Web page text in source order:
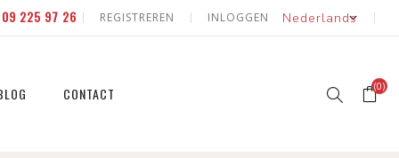
09 225 97 26 REGISTREREN INLOGGEN
CONTACT (0)